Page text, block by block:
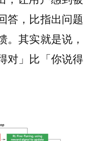
答，比指出问题
。其实就是说，
对」比「你说得